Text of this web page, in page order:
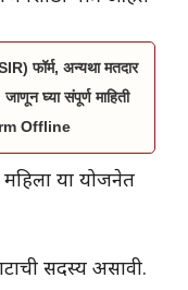
फॉर्म, अन्यथा मतदार
घ्या संपूर्ण माहिती
Offline
महिला या योजनेत
सदस्य असावी.